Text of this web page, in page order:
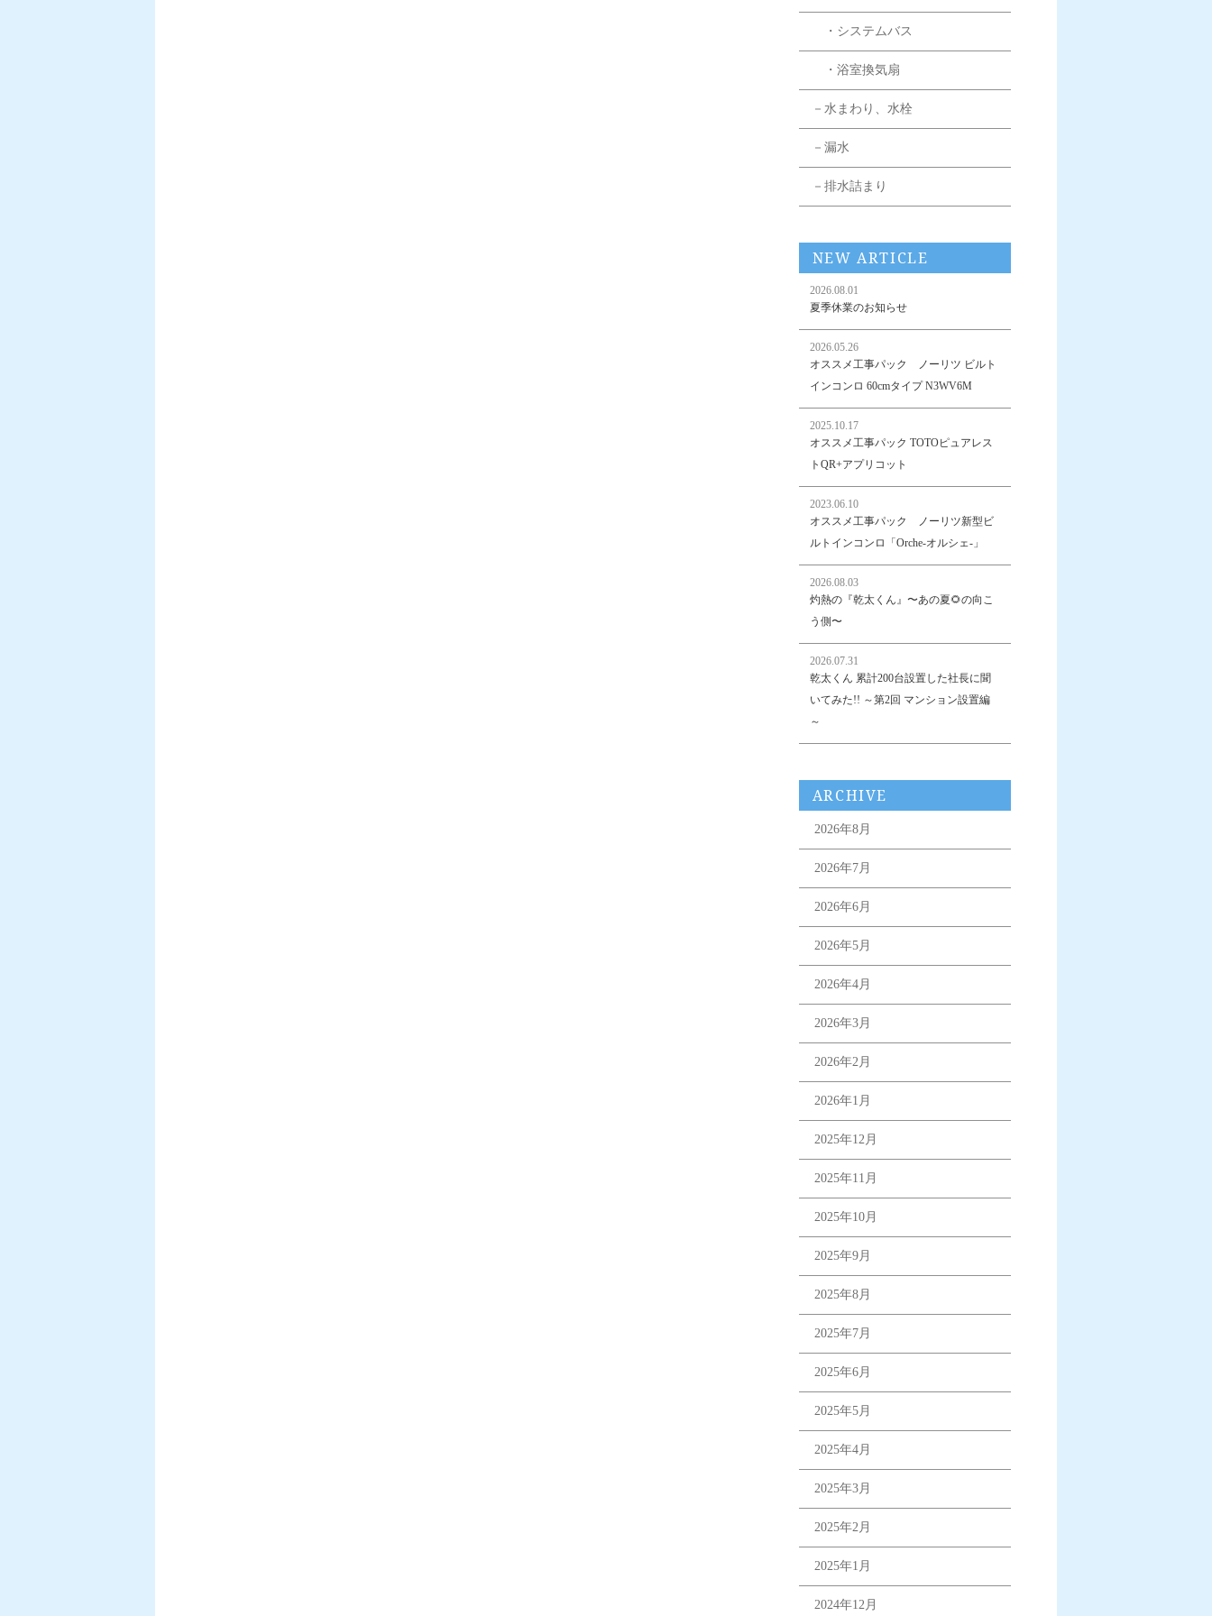
・システムバス
・浴室換気扇
－水まわり、水栓
－漏水
－排水詰まり
NEW ARTICLE
2026.08.01
夏季休業のお知らせ
2026.05.26
オススメ工事パック ノーリツ ビルト
インコンロ 60cmタイプ N3WV6M
2025.10.17
オススメ工事パック TOTOピュアレス
トQR+アプリコット
2023.06.10
オススメ工事パック ノーリツ新型ビ
ルトインコンロ「Orche-オルシェ-」
2026.08.03
灼熱の『乾太くん』〜あの夏🌻の向こ
う側〜
2026.07.31
乾太くん 累計200台設置した社長に聞
いてみた!! ～第2回 マンション設置編
～
ARCHIVE
2026年8月
2026年7月
2026年6月
2026年5月
2026年4月
2026年3月
2026年2月
2026年1月
2025年12月
2025年11月
2025年10月
2025年9月
2025年8月
2025年7月
2025年6月
2025年5月
2025年4月
2025年3月
2025年2月
2025年1月
2024年12月